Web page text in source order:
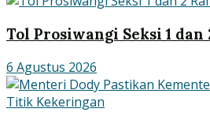
Tol Prosiwangi Seksi 1 dan
6 Agustus 2026